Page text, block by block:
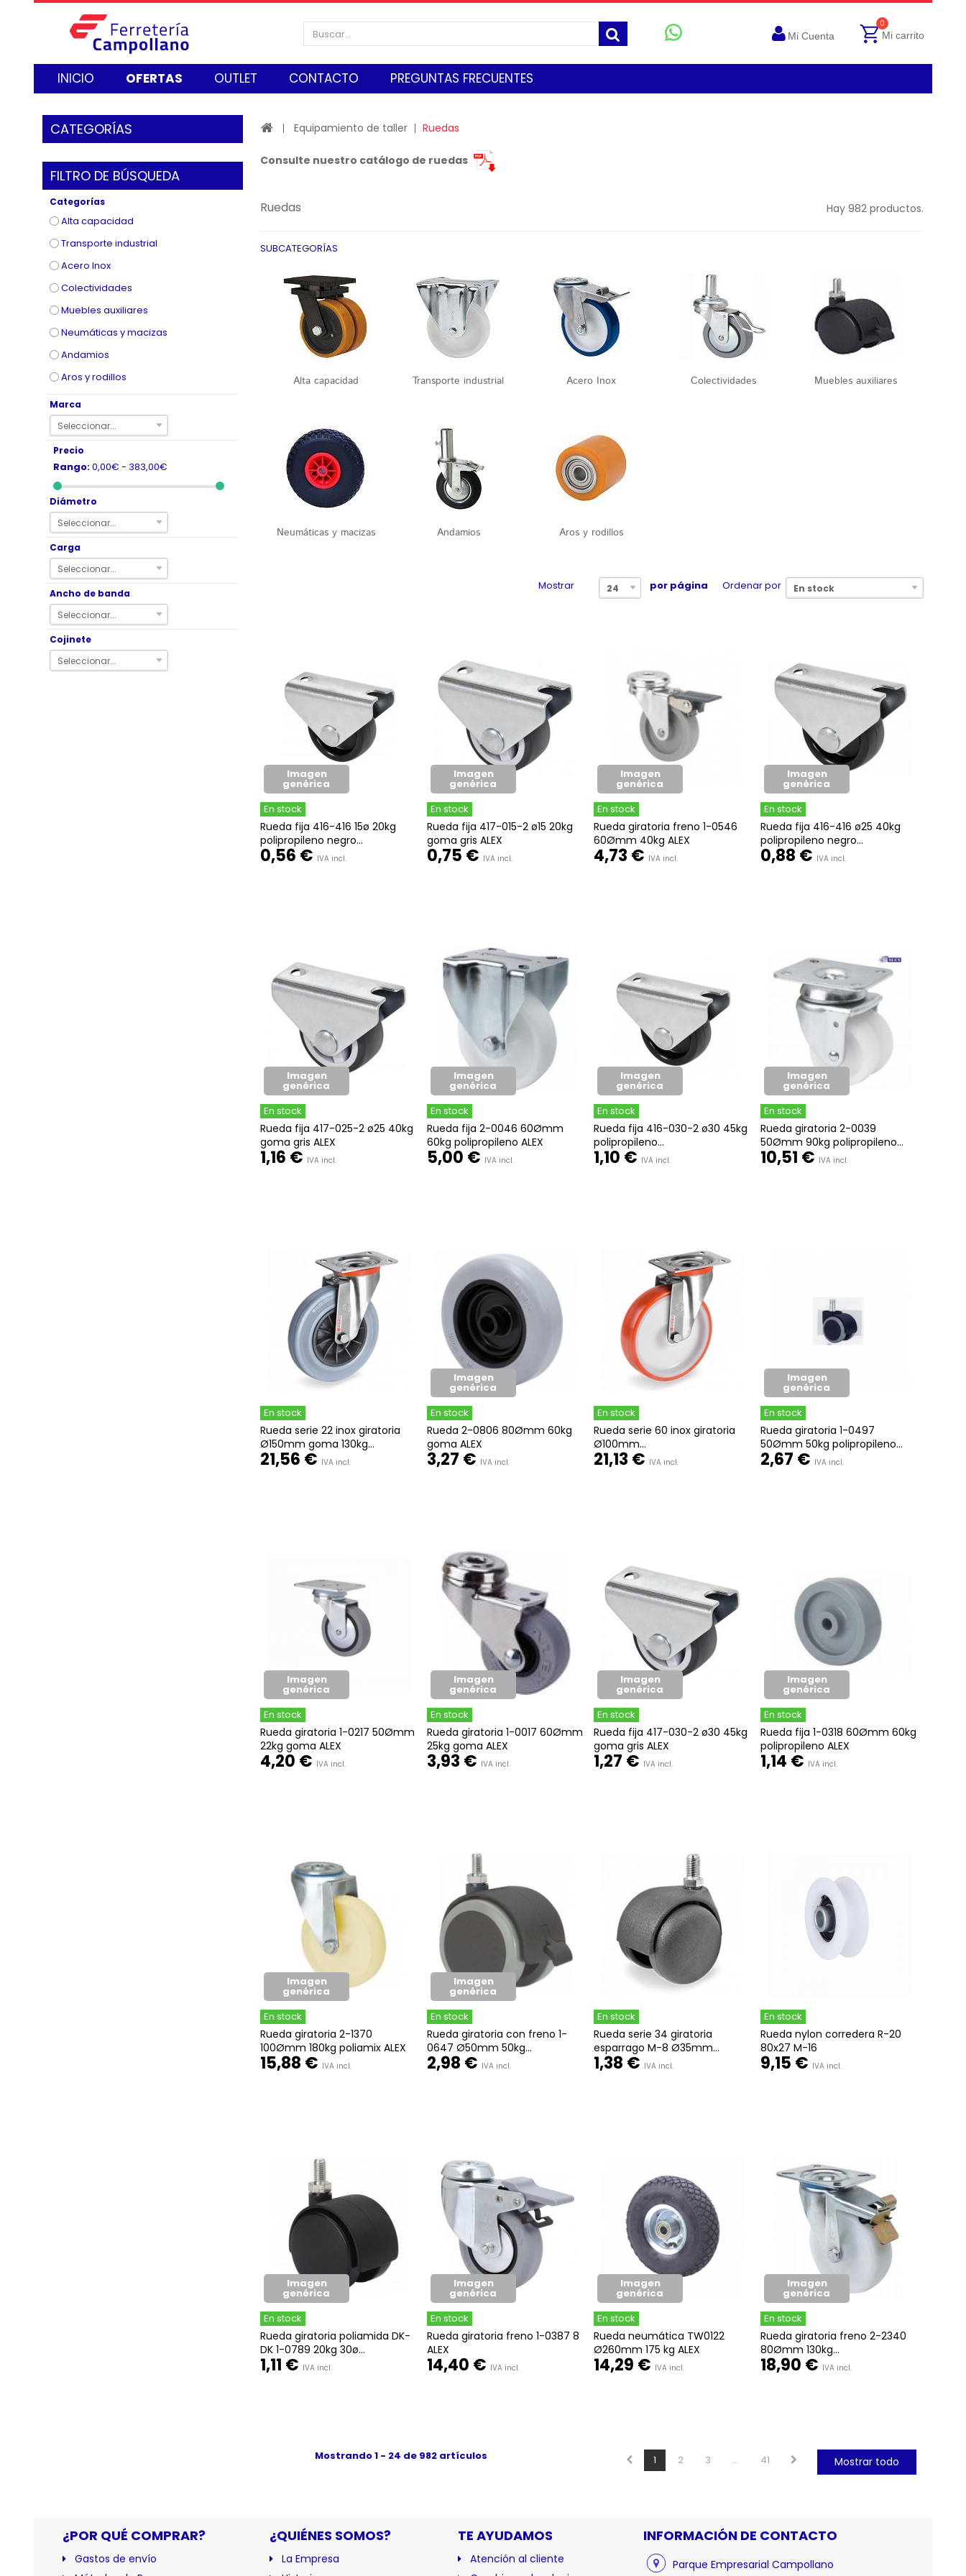
INICIO OFERTAS OUTLET CONTACTO PREGUNTAS FRECUENTES
Mi Cuenta
0
Mi carrito
CATEGORÍAS
FILTRO DE BÚSQUEDA
Categorías
Alta capacidad
Transporte industrial
Acero Inox
Colectividades
Muebles auxiliares
Neumáticas y macizas
Andamios
Aros y rodillos
Marca
Seleccionar...
Precio
Rango:0,00€ - 383,00€
Diámetro
Seleccionar...
Carga
Seleccionar...
Ancho de banda
Seleccionar...
Cojinete
Seleccionar...
Equipamiento de taller Ruedas
Consulte nuestro catálogo de ruedas
Ruedas Hay 982 productos.
SUBCATEGORÍAS
Alta capacidad Transporte industrial Acero Inox Colectividades Muebles auxiliares
Neumáticas y macizas Andamios Aros y rodillos
Ordenar por En stock
Mostrar 24 por página
Imagen
genérica
En stock
Rueda fija 416-416 15ø 20kg
polipropileno negro...
0,56 € IVA incl.
Imagen
genérica
En stock
Rueda fija 417-015-2 ø15 20kg
goma gris ALEX
0,75 € IVA incl.
Imagen
genérica
En stock
Rueda giratoria freno 1-0546
60Ømm 40kg ALEX
4,73 € IVA incl.
Imagen
genérica
En stock
Rueda fija 416-416 ø25 40kg
polipropileno negro...
0,88 € IVA incl.
Imagen
genérica
En stock
Rueda fija 417-025-2 ø25 40kg
goma gris ALEX
1,16 € IVA incl.
Imagen
genérica
En stock
Rueda fija 2-0046 60Ømm
60kg polipropileno ALEX
5,00 € IVA incl.
Imagen
genérica
En stock
Rueda fija 416-030-2 ø30 45kg
polipropileno...
1,10 € IVA incl.
Imagen
genérica
En stock
Rueda giratoria 2-0039
50Ømm 90kg polipropileno...
10,51 € IVA incl.
En stock
Rueda serie 22 inox giratoria
Ø150mm goma 130kg...
21,56 € IVA incl.
Imagen
genérica
En stock
Rueda 2-0806 80Ømm 60kg
goma ALEX
3,27 € IVA incl.
En stock
Rueda serie 60 inox giratoria
Ø100mm...
21,13 € IVA incl.
Imagen
genérica
En stock
Rueda giratoria 1-0497
50Ømm 50kg polipropileno...
2,67 € IVA incl.
Imagen
genérica
En stock
Rueda giratoria 1-0217 50Ømm
22kg goma ALEX
4,20 € IVA incl.
Imagen
genérica
En stock
Rueda giratoria 1-0017 60Ømm
25kg goma ALEX
3,93 € IVA incl.
Imagen
genérica
En stock
Rueda fija 417-030-2 ø30 45kg
goma gris ALEX
1,27 € IVA incl.
Imagen
genérica
En stock
Rueda fija 1-0318 60Ømm 60kg
polipropileno ALEX
1,14 € IVA incl.
Imagen
genérica
En stock
Rueda giratoria 2-1370
100Ømm 180kg poliamix ALEX
15,88 € IVA incl.
Imagen
genérica
En stock
Rueda giratoria con freno 1-
0647 Ø50mm 50kg...
2,98 € IVA incl.
En stock
Rueda serie 34 giratoria
esparrago M-8 Ø35mm...
1,38 € IVA incl.
En stock
Rueda nylon corredera R-20
80x27 M-16
9,15 € IVA incl.
Imagen
genérica
En stock
Rueda giratoria poliamida DK-
DK 1-0789 20kg 30ø...
1,11 € IVA incl.
Imagen
genérica
En stock
Rueda giratoria freno 1-0387 8
ALEX
14,40 € IVA incl.
Imagen
genérica
En stock
Rueda neumática TW0122
Ø260mm 175 kg ALEX
14,29 € IVA incl.
Imagen
genérica
En stock
Rueda giratoria freno 2-2340
80Ømm 130kg...
18,90 € IVA incl.
Mostrar todo
1 2 3 ... 41
Mostrando 1 - 24 de 982 artículos
¿POR QUÉ COMPRAR?
Gastos de envío
¿QUIÉNES SOMOS?
La Empresa
TE AYUDAMOS
Atención al cliente
INFORMACIÓN DE CONTACTO
Parque Empresarial Campollano